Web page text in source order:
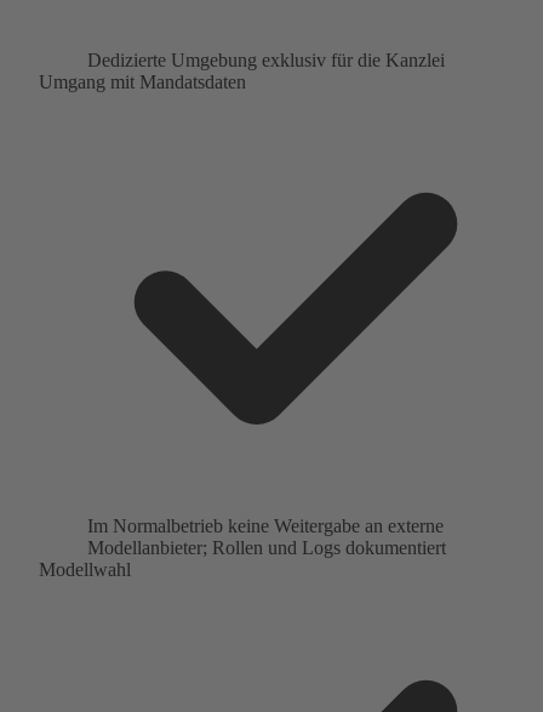
Dedizierte Umgebung exklusiv für die Kanzlei
Umgang mit Mandatsdaten
Im Normalbetrieb keine Weitergabe an externe
Modellanbieter; Rollen und Logs dokumentiert
Modellwahl